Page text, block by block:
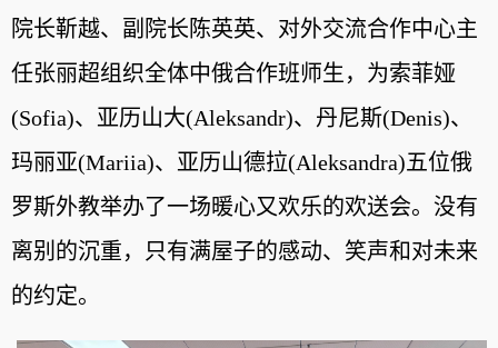
院长靳越、副院长陈英英、对外交流合作中心主
任张丽超组织全体中俄合作班师生，为索菲娅
(Sofia)、亚历山大(Aleksandr)、丹尼斯(Denis)、
玛丽亚(Mariia)、亚历山德拉(Aleksandra)五位俄
罗斯外教举办了一场暖心又欢乐的欢送会。没有
离别的沉重，只有满屋子的感动、笑声和对未来
的约定。